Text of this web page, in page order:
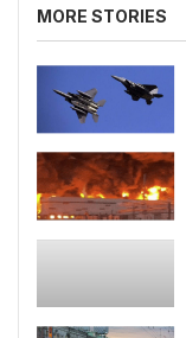
MORE STORIES